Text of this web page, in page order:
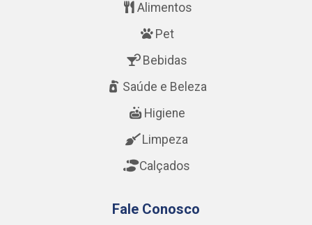
Alimentos
Pet
Bebidas
Saúde e Beleza
Higiene
Limpeza
Calçados
Fale Conosco